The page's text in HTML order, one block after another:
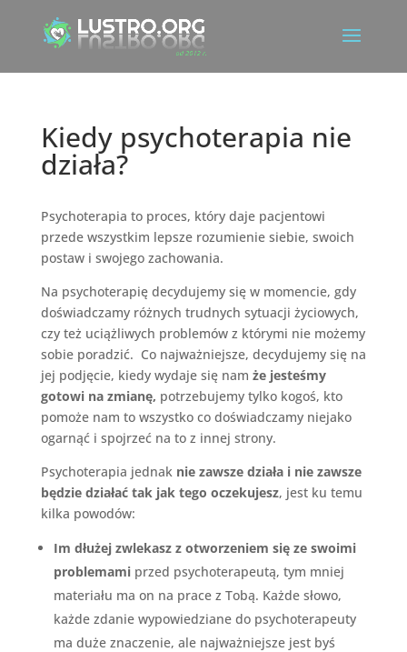
Kiedy psychoterapia nie
działa?
Psychoterapia to proces, który daje pacjentowi
przede wszystkim lepsze rozumienie siebie, swoich
postaw i swojego zachowania.
Na psychoterapię decydujemy się w momencie, gdy
doświadczamy różnych trudnych sytuacji życiowych,
czy też uciążliwych problemów z którymi nie możemy
sobie poradzić. Co najważniejsze, decydujemy się na
jej podjęcie, kiedy wydaje się nam że jesteśmy
gotowi na zmianę, potrzebujemy tylko kogoś, kto
pomoże nam to wszystko co doświadczamy niejako
ogarnąć i spojrzeć na to z innej strony.
Psychoterapia jednak nie zawsze działa i nie zawsze
będzie działać tak jak tego oczekujesz, jest ku temu
kilka powodów:
Im dłużej zwlekasz z otworzeniem się ze swoimi
problemamiprzed psychoterapeutą, tym mniej
materiału ma on na prace z Tobą. Każde słowo,
każde zdanie wypowiedziane do psychoterapeuty
ma duże znaczenie, ale najważniejsze jest byś